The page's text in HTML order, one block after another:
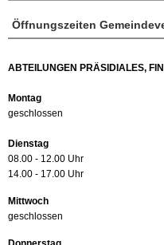
Öffnungszeiten
ABTEILUNGEN PRÄSIDIALES,
Montag
geschlossen
Dienstag
08.00 - 12.00 Uhr
14.00 - 17.00 Uhr
Mittwoch
geschlossen